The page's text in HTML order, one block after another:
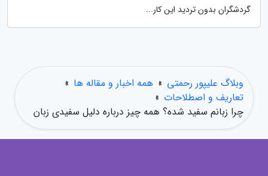
گردشگران بدون تردید این کار...
وبلاگ علیپور رحمتی » همه اخبار و مقاله ها »
تعاریف و اصطلاحات »
چرا زبانم سفید شده؟ همه چیز درباره دلیل سفیدی زبان